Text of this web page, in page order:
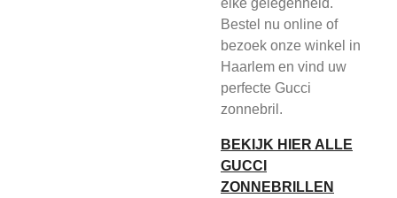
elke gelegenheid.
Bestel nu online of
bezoek onze winkel in
Haarlem en vind uw
perfecte Gucci
zonnebril.
BEKIJK HIER ALLE
GUCCI
ZONNEBRILLEN